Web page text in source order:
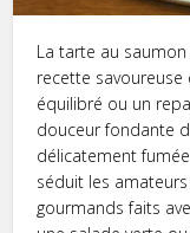
La tarte au
recette
équilibré ou un
douceur fondante
délicatement
séduit les
gourmands faits